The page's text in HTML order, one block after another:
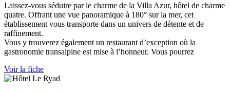
Laissez-vous séduire par le charme de la Villa Azur, hôtel de charme
quatre. Offrant une vue panoramique à 180° sur la mer, cet
établissement vous transporte dans un univers de détente et de
raffinement.
Vous y trouverez également un restaurant d’exception où la
gastronomie transalpine est mise à l’honneur. Vous pourrez
Voir la fiche